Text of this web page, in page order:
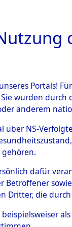
preserved
digital
are
Portals!
wurden
anderem
über NS-
dafür
Dritter, die
beispielsweiser